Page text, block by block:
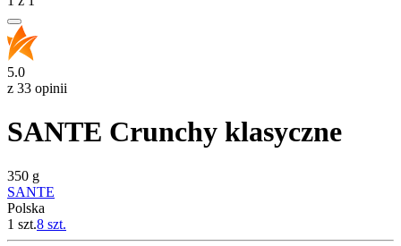
5.0
z 33 opinii
SANTE Crunchy klasyczne
350 g
SANTE
Polska
1 szt.8 szt.